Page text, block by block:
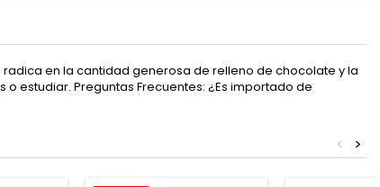
en la cantidad generosa de relleno de chocolate y la
estudiar. Preguntas Frecuentes: ¿Es importado de
>
<